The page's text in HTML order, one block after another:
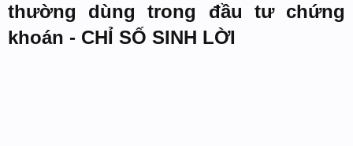
thường dùng trong đầu tư chứng
khoán - CHỈ SỐ SINH LỜI